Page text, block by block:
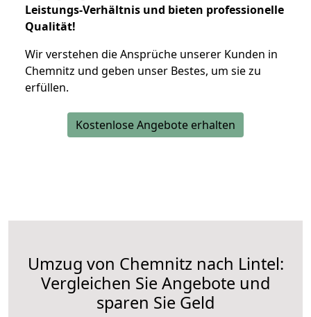
Leistungs-Verhältnis und bieten professionelle
Qualität!
Wir verstehen die Ansprüche unserer Kunden in
Chemnitz und geben unser Bestes, um sie zu
erfüllen.
Kostenlose Angebote erhalten
Umzug von Chemnitz nach Lintel:
Vergleichen Sie Angebote und
sparen Sie Geld